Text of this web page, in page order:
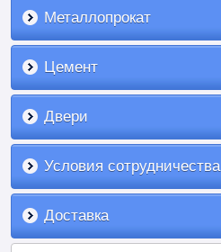
Металлопрокат
Цемент
Двери
Условия сотрудничества
Доставка